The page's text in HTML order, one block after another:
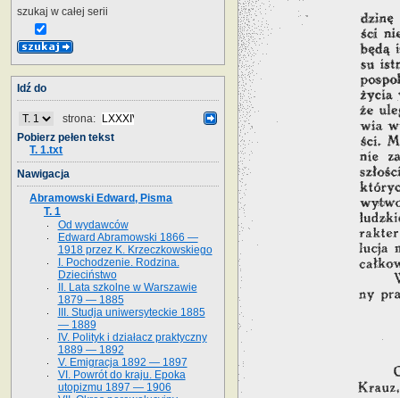
szukaj w całej serii
Idź do
strona:
Pobierz pełen tekst
T. 1.txt
Nawigacja
Abramowski Edward, Pisma
T. 1
Od wydawców
Edward Abramowski 1866 —
1918 przez K. Krzeczkowskiego
I. Pochodzenie. Rodzina.
Dzieciństwo
II. Lata szkolne w Warszawie
1879 — 1885
III. Studja uniwersyteckie 1885
— 1889
IV. Polityk i działacz praktyczny
1889 — 1892
V. Emigracja 1892 — 1897
VI. Powrót do kraju. Epoka
utopizmu 1897 — 1906